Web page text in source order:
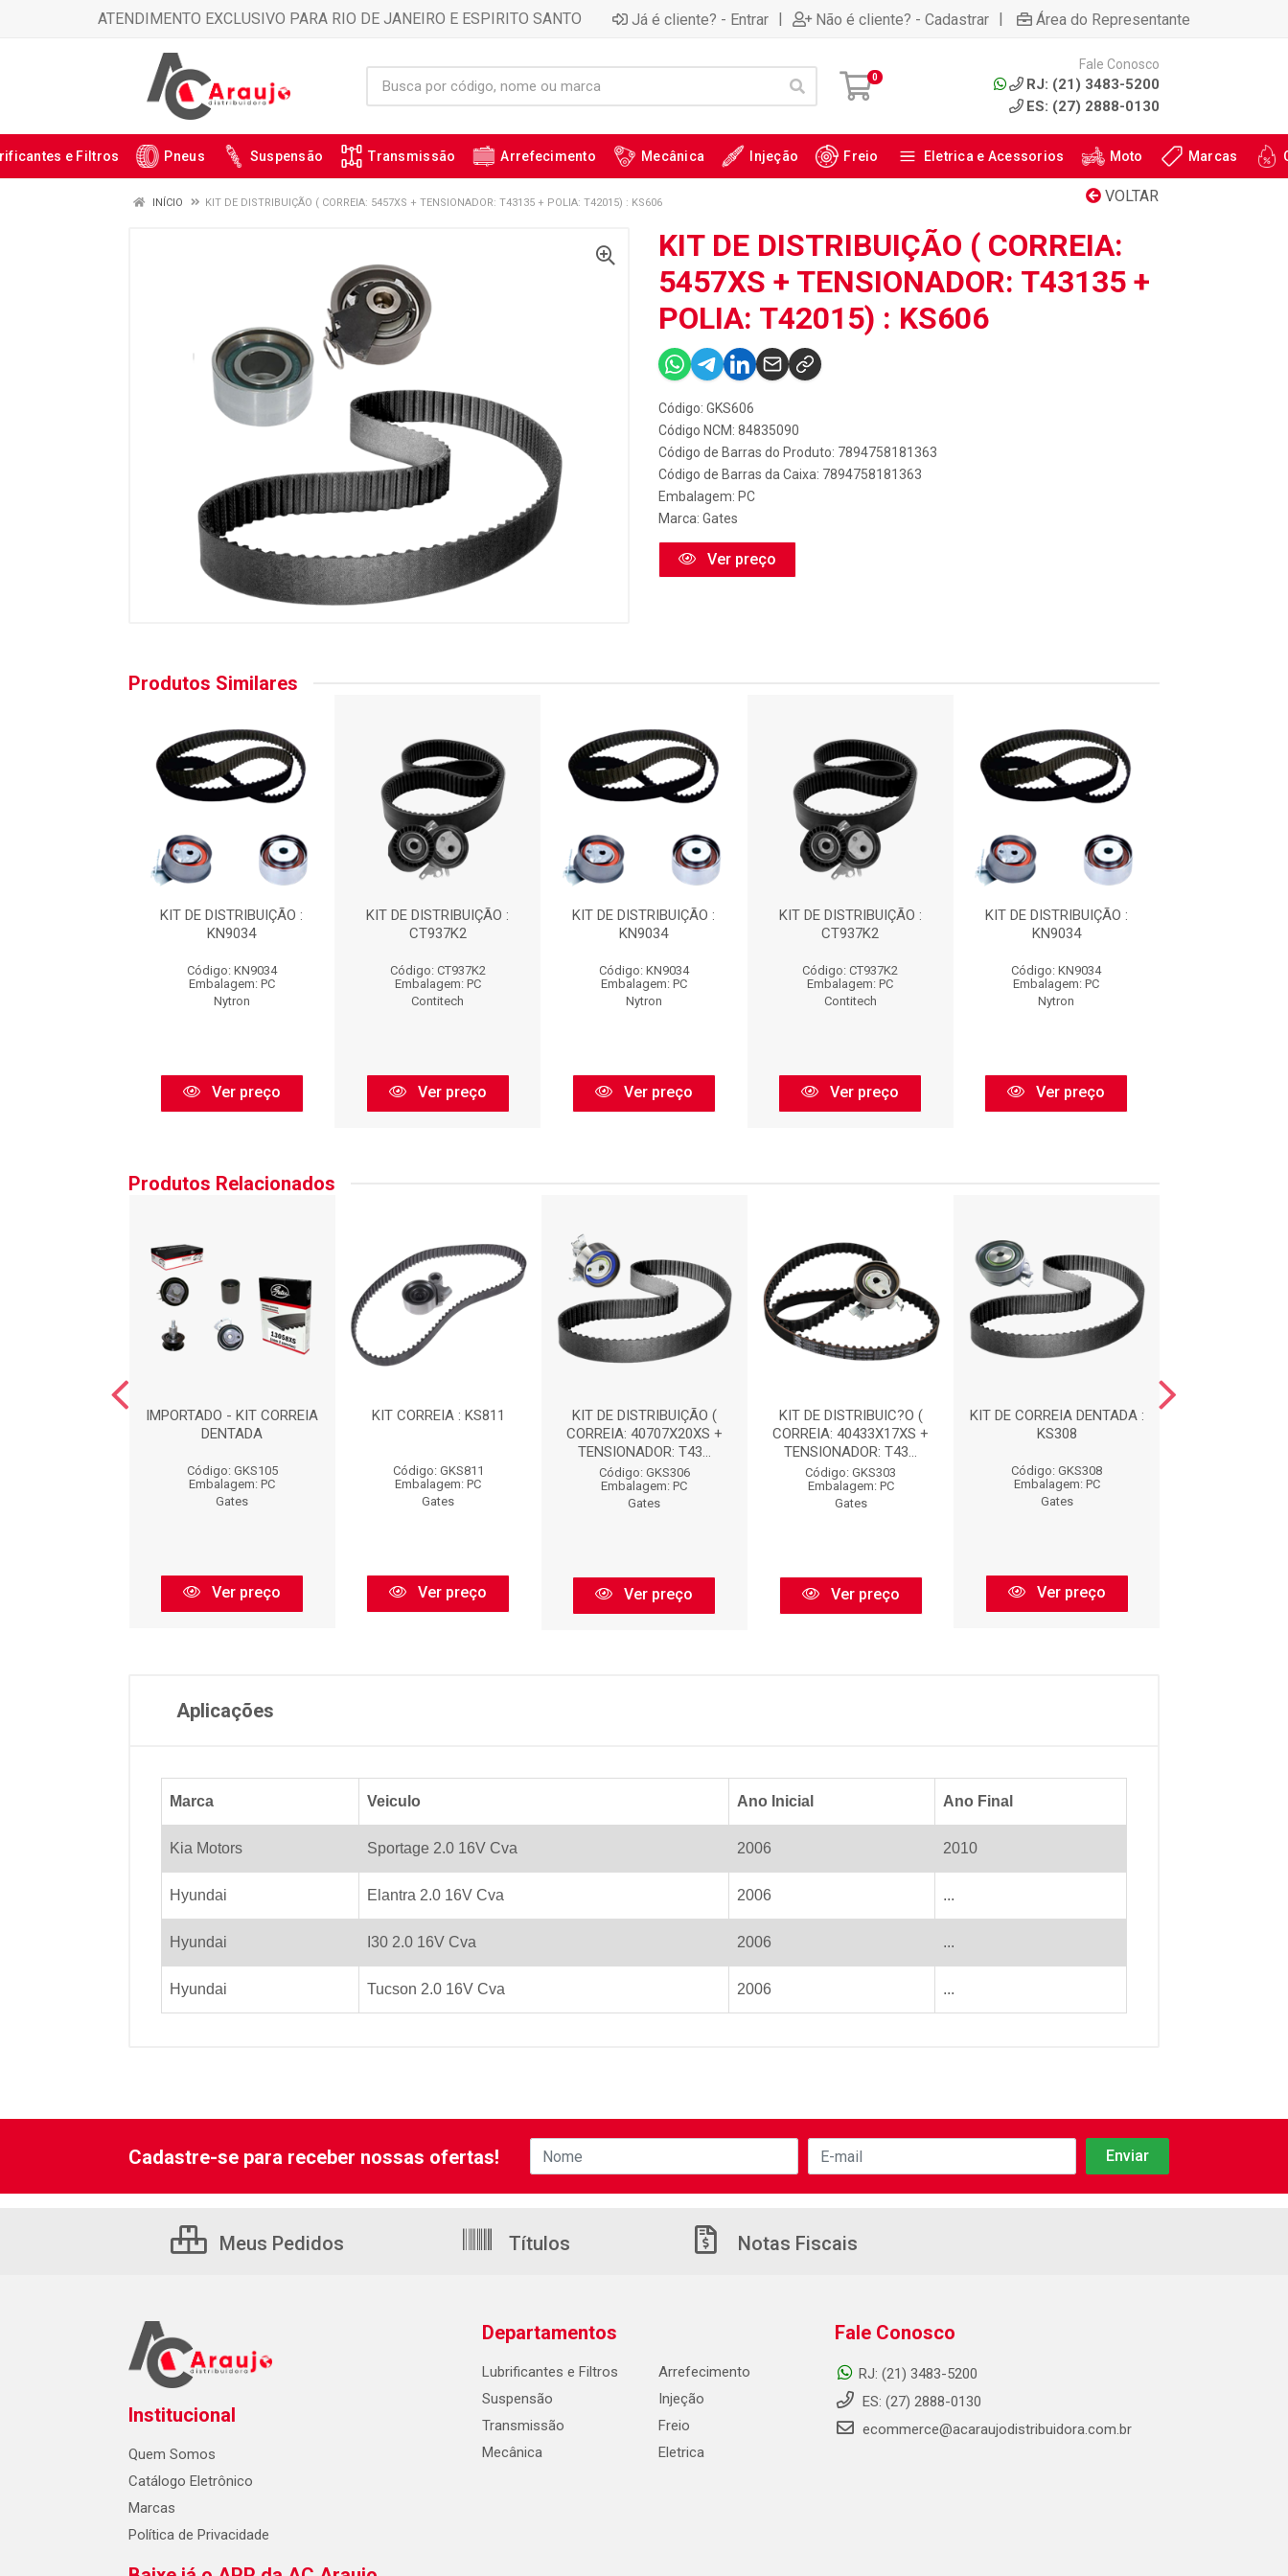
ATENDIMENTO EXCLUSIVO PARA RIO DE JANEIRO E ESPIRITO SANTO Já é cliente? - Entrar | Não é cliente? - Cadastrar | Área do Representante
0
Fale Conosco
RJ: (21) 3483-5200
ES: (27) 2888-0130
e Filtros Pneus Suspensão Transmissão Arrefecimento Mecânica Injeção Freio Eletrica e Acessorios Moto Marcas
VOLTAR
INÍCIO KIT DE DISTRIBUIÇÃO ( CORREIA: 5457XS + TENSIONADOR: T43135 + POLIA: T42015) : KS606
KIT DE DISTRIBUIÇÃO ( CORREIA:
5457XS + TENSIONADOR: T43135 +
POLIA: T42015) : KS606
Código: GKS606
Código NCM: 84835090
Código de Barras do Produto: 7894758181363
Código de Barras da Caixa: 7894758181363
Embalagem: PC
Marca: Gates
Ver preço
Produtos Similares
KIT DE DISTRIBUIÇÃO :
KN9034
Código: KN9034
Embalagem: PC
Nytron
Ver preço
KIT DE DISTRIBUIÇÃO :
CT937K2
Código: CT937K2
Embalagem: PC
Contitech
Ver preço
KIT DE DISTRIBUIÇÃO :
KN9034
Código: KN9034
Embalagem: PC
Nytron
Ver preço
KIT DE DISTRIBUIÇÃO :
CT937K2
Código: CT937K2
Embalagem: PC
Contitech
Ver preço
KIT DE DISTRIBUIÇÃO :
KN9034
Código: KN9034
Embalagem: PC
Nytron
Ver preço
Produtos Relacionados
IMPORTADO - KIT CORREIA
DENTADA
Código: GKS105
Embalagem: PC
Gates
Ver preço
KIT CORREIA : KS811
Código: GKS811
Embalagem: PC
Gates
Ver preço
KIT DE DISTRIBUIÇÃO (
CORREIA: 40707X20XS +
TENSIONADOR: T43...
Código: GKS306
Embalagem: PC
Gates
Ver preço
KIT DE DISTRIBUIC?O (
CORREIA: 40433X17XS +
TENSIONADOR: T43...
Código: GKS303
Embalagem: PC
Gates
Ver preço
KIT DE CORREIA DENTADA :
KS308
Código: GKS308
Embalagem: PC
Gates
Ver preço
Aplicações
Marca Veiculo Ano Inicial Ano Final
Kia Motors Sportage 2.0 16V Cva 2006 2010
Hyundai Elantra 2.0 16V Cva 2006 ...
Hyundai I30 2.0 16V Cva 2006 ...
Hyundai Tucson 2.0 16V Cva 2006 ...
Cadastre-se para receber nossas ofertas!
Meus Pedidos Títulos Notas Fiscais
Institucional
Quem Somos
Catálogo Eletrônico
Marcas
Política de Privacidade
Departamentos
Lubrificantes e Filtros
Suspensão
Transmissão
Mecânica
Arrefecimento
Injeção
Freio
Eletrica
Fale Conosco
RJ: (21) 3483-5200
ES: (27) 2888-0130
ecommerce@acaraujodistribuidora.com.br